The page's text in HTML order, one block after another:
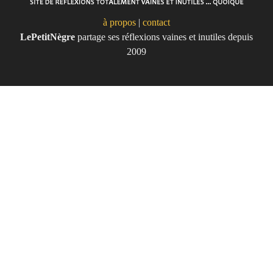
Le Petit Nègre
à propos | contact
LePetitNègre partage ses réflexions vaines et inutiles depuis
2009